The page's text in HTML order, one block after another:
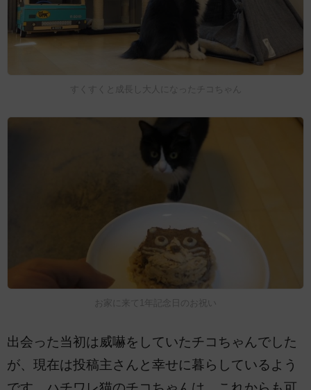
すくすくと成長し大人になったチコちゃん
お家に来て1年記念日のお祝い
出会った当初は威嚇をしていたチコちゃんでした
が、現在は投稿主さんと幸せに暮らしているよう